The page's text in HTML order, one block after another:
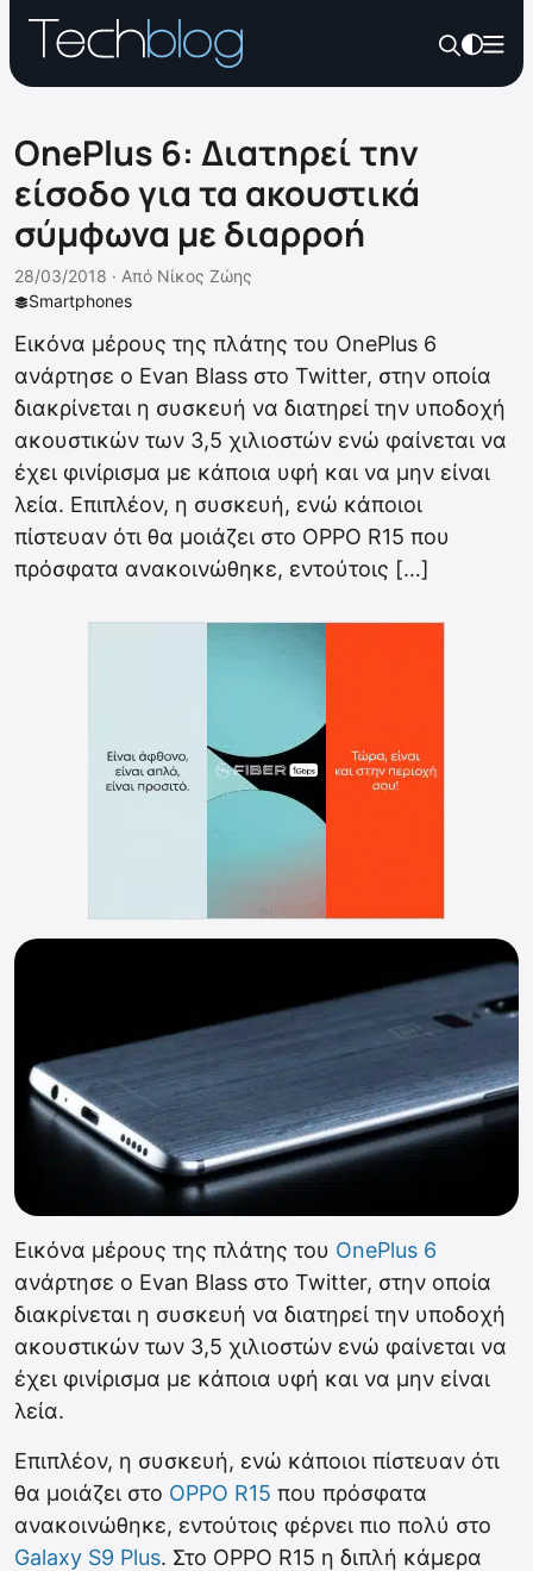
OnePlus 6: Διατηρεί την
είσοδο για τα ακουστικά
σύμφωνα με διαρροή
Smartphones
28/03/2018 · Από Νίκος Ζώης
Εικόνα μέρους της πλάτης του OnePlus 6
ανάρτησε ο Evan Blass στο Twitter, στην οποία
διακρίνεται η συσκευή να διατηρεί την υποδοχή
ακουστικών των 3,5 χιλιοστών ενώ φαίνεται να
έχει φινίρισμα με κάποια υφή και να μην είναι
λεία. Επιπλέον, η συσκευή, ενώ κάποιοι
πίστευαν ότι θα μοιάζει στο OPPO R15 που
πρόσφατα ανακοινώθηκε, εντούτοις […]
Εικόνα μέρους της πλάτης του OnePlus 6
ανάρτησε ο Evan Blass στο Twitter, στην οποία
διακρίνεται η συσκευή να διατηρεί την υποδοχή
ακουστικών των 3,5 χιλιοστών ενώ φαίνεται να
έχει φινίρισμα με κάποια υφή και να μην είναι
λεία.
Επιπλέον, η συσκευή, ενώ κάποιοι πίστευαν ότι
θα μοιάζει στο OPPO R15 που πρόσφατα
ανακοινώθηκε, εντούτοις φέρνει πιο πολύ στο
Galaxy S9 Plus. Στο OPPO R15 η διπλή κάμερα